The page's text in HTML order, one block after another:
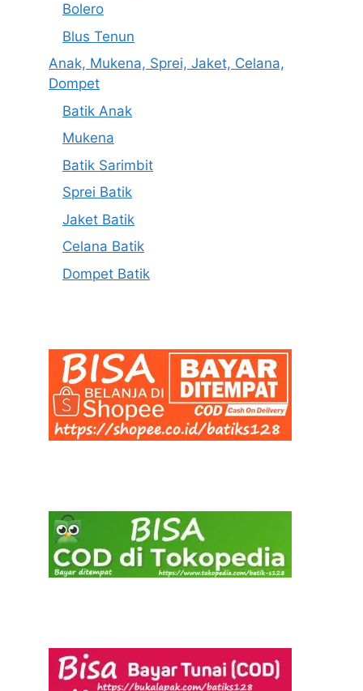
Bolero
Blus Tenun
Anak, Mukena, Sprei, Jaket, Celana,
Dompet
Batik Anak
Mukena
Batik Sarimbit
Sprei Batik
Jaket Batik
Celana Batik
Dompet Batik